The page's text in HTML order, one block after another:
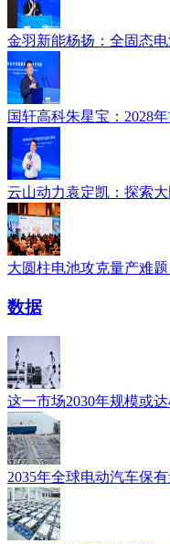
金羽新能杨扬：全固态
国轩高科朱星宝：2028
云山动力袁定凯：探索
大圆柱电池攻克量产难
数据
这一市场2030年规模或
2035年全球电动汽车保